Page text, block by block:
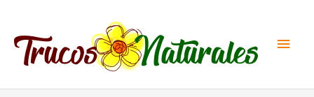
contenido